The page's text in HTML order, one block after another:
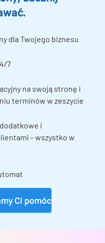
dla Twojego biznesu
7
na swoją stronę i
terminów w zeszycie
i
– wszystko w
Ci pomóc